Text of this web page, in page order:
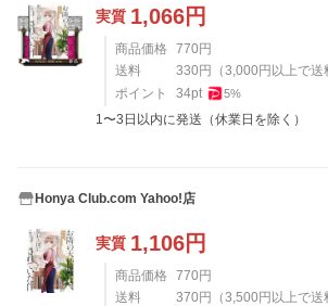
実質 1,066円
商品価格 770 円
送料
330 円 （3,000 円以上で送
ポイント
34pt 5%
1〜3日以内に発送（休業日を除く）
Honya Club.com Yahoo!店
実質 1,106円
商品価格 770 円
送料
370 円 （3,500 円以上で送